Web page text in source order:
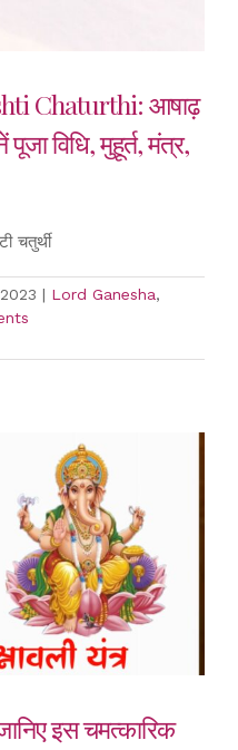
Chaturthi: आषाढ़
विधि, मुहूर्त, मंत्र,
चतुर्थी
| Lord Ganesha,
इस चमत्कारिक